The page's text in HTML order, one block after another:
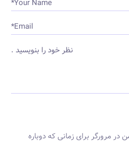
Your Name*
Email*
نظر خود را بنویسید .
در مرورگر برای زمانی که دوباره